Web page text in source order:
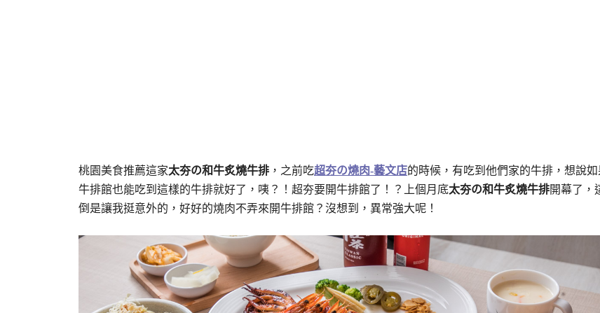
桃園美食推薦這家太夯の和牛炙燒牛排 ，之前吃超夯の燒肉-藝文店的時候，有吃到他們家的牛排，想說如
牛排館也能吃到這樣的牛排就好了，咦？！超夯要開牛排館了！？上個月底太夯の和牛炙燒牛排開幕了，
倒是讓我挺意外的，好好的燒肉不弄來開牛排館？沒想到，異常強大呢！